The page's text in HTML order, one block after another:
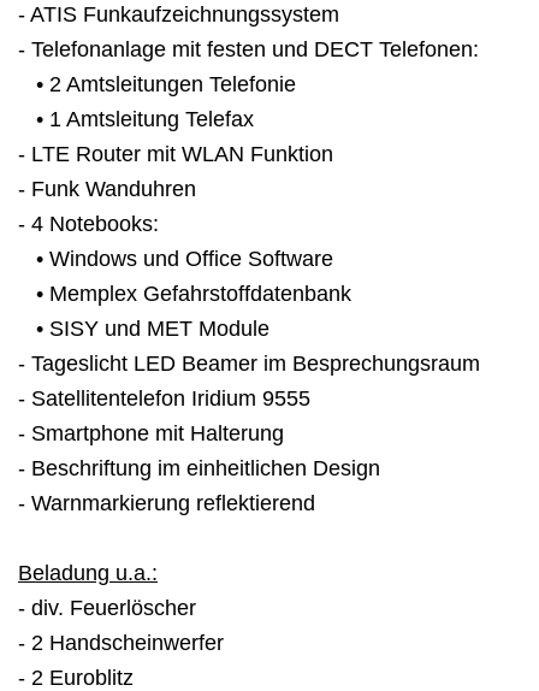
- ATIS Funkaufzeichnungssystem
- Telefonanlage mit festen und DECT Telefonen:
• 2 Amtsleitungen Telefonie
• 1 Amtsleitung Telefax
- LTE Router mit WLAN Funktion
- Funk Wanduhren
- 4 Notebooks:
• Windows und Office Software
• Memplex Gefahrstoffdatenbank
• SISY und MET Module
- Tageslicht LED Beamer im Besprechungsraum
- Satellitentelefon Iridium 9555
- Smartphone mit Halterung
- Beschriftung im einheitlichen Design
- Warnmarkierung reflektierend
Beladung u.a.:
- div. Feuerlöscher
- 2 Handscheinwerfer
- 2 Euroblitz